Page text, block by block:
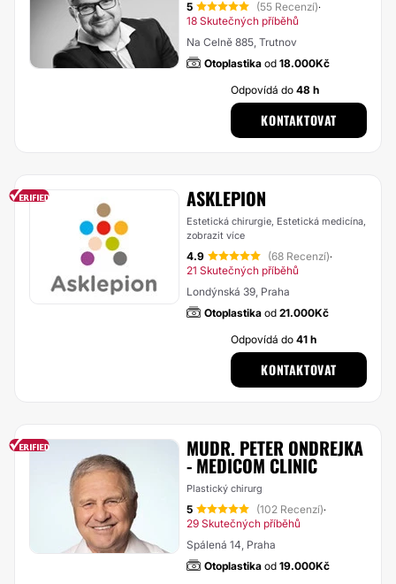
5 (55 Recenzí)·
18 Skutečných příběhů
Na Celně 885, Trutnov
Otoplastika od 18.000Kč
Odpovídá do48 h
KONTAKTOVAT
ASKLEPION
Estetická chirurgie, Estetická medicína,
zobrazit více
4.9 (68 Recenzí)·
21 Skutečných příběhů
Londýnská 39, Praha
Otoplastika od 21.000Kč
Odpovídá do41 h
KONTAKTOVAT
MUDR. PETER ONDREJKA
- MEDICOM CLINIC
Plastický chirurg
5 (102 Recenzí)·
29 Skutečných příběhů
Spálená 14, Praha
Otoplastika od 19.000Kč